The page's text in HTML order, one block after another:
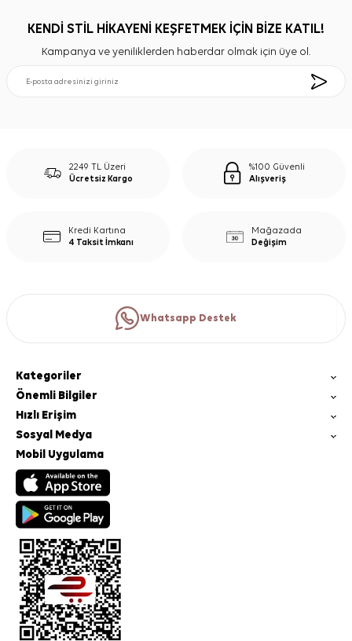
KENDİ STİL HİKAYENİ KEŞFETMEK İÇİN BİZE KATIL!
Kampanya ve yeniliklerden haberdar olmak için üye ol.
2249 TL Üzeri
Ücretsiz Kargo
%100 Güvenli
Alışveriş
Kredi Kartına
4 Taksit İmkanı
Mağazada
Değişim
Whatsapp Destek
Kategoriler
Önemli Bilgiler
Hızlı Erişim
Sosyal Medya
Mobil Uygulama